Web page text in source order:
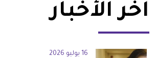
آخر الأخبار
16 يوليو 2026